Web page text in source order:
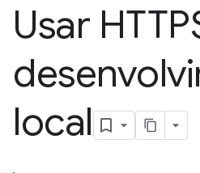
Usar
local